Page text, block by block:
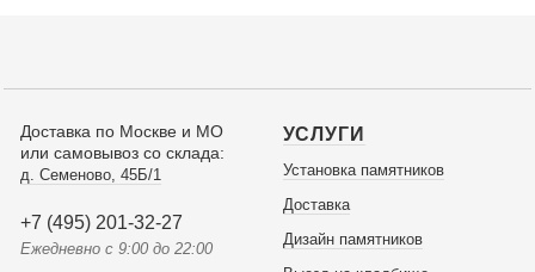
Доставка по Москве и МО
или самовывоз со склада:
д. Семеново, 45Б/1
+7 (495) 201-32-27
Ежедневно с 9:00 до 22:00
УСЛУГИ
Установка памятников
Доставка
Дизайн памятников